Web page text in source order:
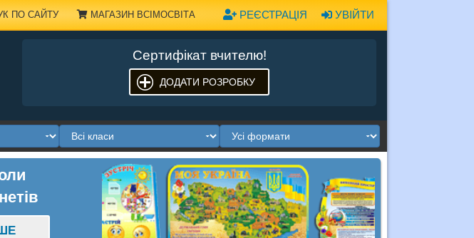
УВІЙТИ
РЕЄСТРАЦІЯ
ПО САЙТУ МАГАЗИН ВСІМОСВІТА
Сертифікат вчителю!
ДОДАТИ РОЗРОБКУ